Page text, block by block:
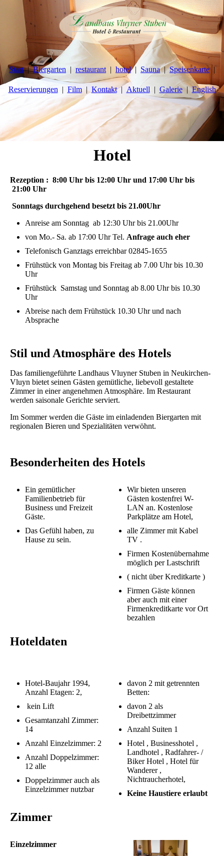
Start Biergarten restaurant hotel Sauna Speisenkarte
Reservierungen Film Kontakt Aktuell Galerie English
Hotel
Rezeption : 8:00 Uhr bis 12:00 Uhr und 17:00 Uhr bis
21:00 Uhr
Sonntags durchgehend besetzt bis 21.00Uhr
Anreise am Sonntag ab 12:30 Uhr bis 21.00Uhr
von Mo.- Sa. ab 17:00 Uhr Tel. Anfrage auch eher
Telefonisch Ganztags erreichbar 02845-1655
Frühstück von Montag bis Freitag ab 7.00 Uhr bis 10.30
Uhr
Frühstück Samstag und Sonntag ab 8.00 Uhr bis 10.30
Uhr
Abreise nach dem Frühstück 10.30 Uhr und nach
Absprache
Stil und Atmosphäre des Hotels
Das familiengeführte Landhaus Vluyner Stuben in Neukirchen-
Vluyn bietet seinen Gästen gemütliche, liebevoll gestaltete
Zimmer in einer angenehmen Atmosphäre. Im Restaurant
werden saisonale Gerichte serviert.
Im Sommer werden die Gäste im einladenden Biergarten mit
regionalen Bieren und Spezialitäten verwöhnt.
Besonderheiten des Hotels
Ein gemütlicher
Familienbetrieb für
Business und Freizeit
Gäste.
Das Gefühl haben, zu
Hause zu sein.
Wir bieten unseren
Gästen kostenfrei W-
LAN an. Kostenlose
Parkplätze am Hotel,
alle Zimmer mit Kabel
TV .
Firmen Kostenübernahme
möglich per Lastschrift
( nicht über Kreditkarte )
Firmen Gäste können
aber auch mit einer
Firmenkreditkarte vor Ort
bezahlen
Hoteldaten
Hotel-Baujahr 1994,
Anzahl Etagen: 2,
kein Lift
Gesamtanzahl Zimmer:
14
Anzahl Einzelzimmer: 2
Anzahl Doppelzimmer:
12 alle
Doppelzimmer auch als
Einzelzimmer nutzbar
davon 2 mit getrennten
Betten:
davon 2 als
Dreibettzimmer
Anzahl Suiten 1
Hotel , Businesshotel ,
Landhotel , Radfahrer- /
Biker Hotel , Hotel für
Wanderer ,
Nichtraucherhotel,
Keine Haustiere erlaubt
Zimmer
Einzelzimmer